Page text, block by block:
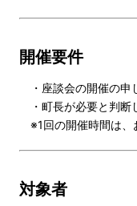
開催要件
・座談会の開催の申
・町長が必要と判断
※1回の開催時間は、
対象者